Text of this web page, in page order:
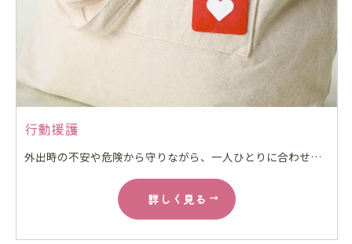
行動援護
外出時の不安や危険から守りながら、一人ひとりに合わせた安心の外出をサポートしていただきます。
詳しく見る